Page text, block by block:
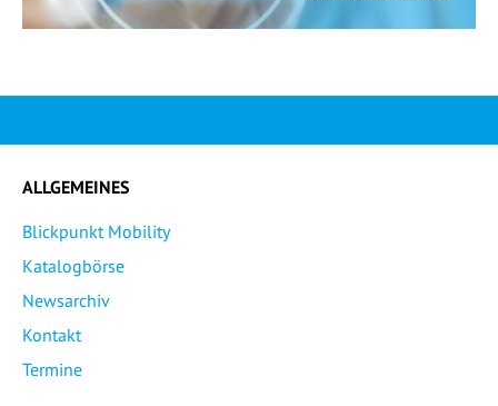
ALLGEMEINES
Blickpunkt Mobility
Katalogbörse
Newsarchiv
Kontakt
Termine